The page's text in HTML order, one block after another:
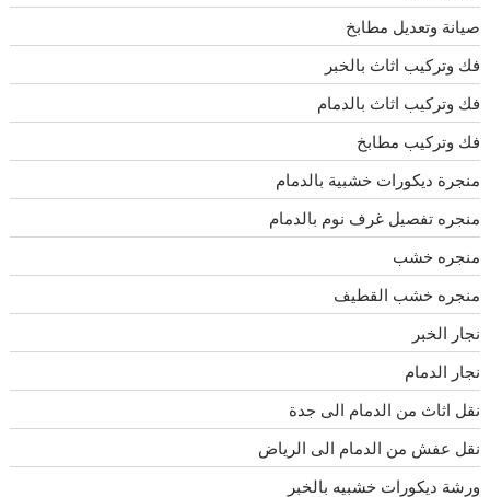
صيانة وتعديل مطابخ
فك وتركيب اثاث بالخبر
فك وتركيب اثاث بالدمام
فك وتركيب مطابخ
منجرة ديكورات خشبية بالدمام
منجره تفصيل غرف نوم بالدمام
منجره خشب
منجره خشب القطيف
نجار الخبر
نجار الدمام
نقل اثاث من الدمام الى جدة
نقل عفش من الدمام الى الرياض
ورشة ديكورات خشبيه بالخبر